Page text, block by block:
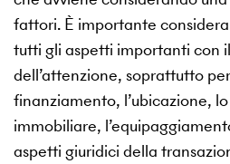
fattori. È importante
tutti gli aspetti importanti con
dell’attenzione, soprattutto
finanziamento, l’ubicazione,
immobiliare,
aspetti giuridici della